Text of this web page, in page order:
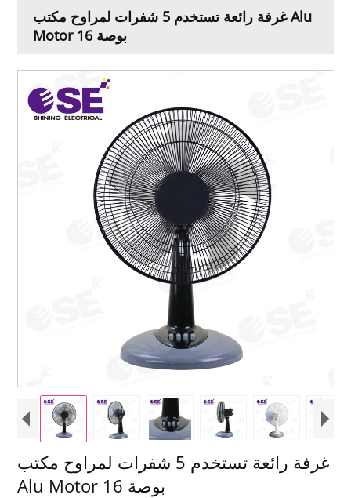
غرفة رائعة تستخدم 5 شفرات لمراوح مكتب Alu
Motor 16 بوصة
غرفة رائعة تستخدم 5 شفرات لمراوح مكتب
Alu Motor 16 بوصة